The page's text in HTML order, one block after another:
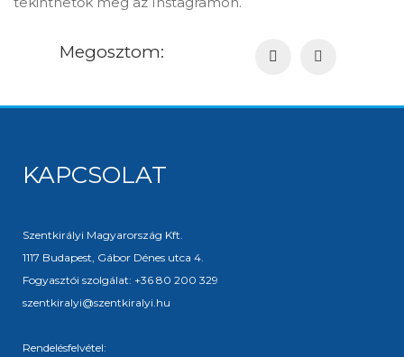
Megosztom:
KAPCSOLAT
Szentkirályi Magyarország Kft.
1117 Budapest, Gábor Dénes utca 4.
Fogyasztói szolgálat: +36 80 200 329
szentkiralyi@szentkiralyi.hu
Rendelésfelvétel: